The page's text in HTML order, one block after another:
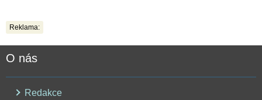
Reklama:
O nás
Redakce